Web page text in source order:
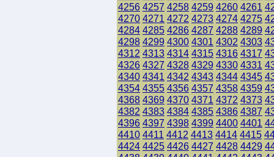
4256 4257 4258 4259 4260 4261
4270 4271 4272 4273 4274 4275
4284 4285 4286 4287 4288 4289
4298 4299 4300 4301 4302 4303
4312 4313 4314 4315 4316 4317
4326 4327 4328 4329 4330 4331
4340 4341 4342 4343 4344 4345
4354 4355 4356 4357 4358 4359
4368 4369 4370 4371 4372 4373
4382 4383 4384 4385 4386 4387
4396 4397 4398 4399 4400 4401
4410 4411 4412 4413 4414 4415
4424 4425 4426 4427 4428 4429